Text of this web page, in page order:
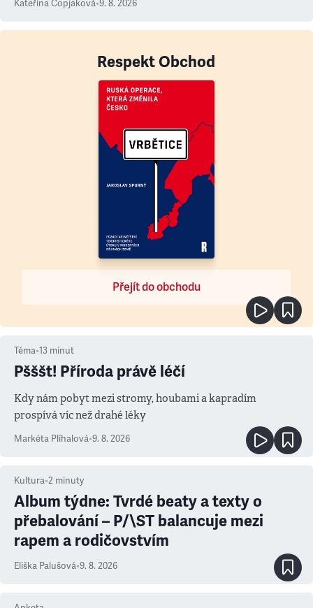
Kateřina Čopjaková•9. 8. 2026
Respekt Obchod
Přejít do obchodu
Téma•13 minut
Pšššt! Příroda právě léčí
Kdy nám pobyt mezi stromy, houbami a kapradím
prospívá víc než drahé léky
Markéta Plíhalová•9. 8. 2026
Kultura•2 minuty
Album týdne: Tvrdé beaty a texty o
přebalování – P/\ST balancuje mezi
rapem a rodičovstvím
Eliška Palušová•9. 8. 2026